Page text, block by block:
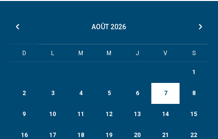
AOÛT 2026
D L M M J V S
1
2 3 4 5 6 7 8
9 10 11 12 13 14 15
16 17 18 19 20 21 22